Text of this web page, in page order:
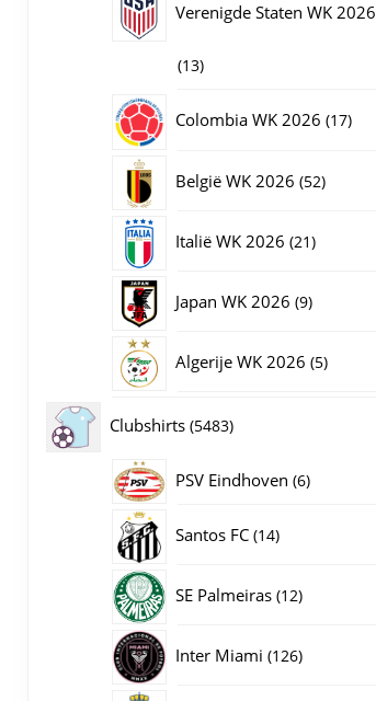
Verenigde Staten WK 2026
1313
producten
Colombia WK 2026 1717
België WK 2026 5252
Italië WK 2026 2121
Japan WK 2026 99
Algerije WK 2026 55
Clubshirts 54835483
producten
PSV Eindhoven 66
Santos FC 1414
SE Palmeiras 1212
Inter Miami 126126